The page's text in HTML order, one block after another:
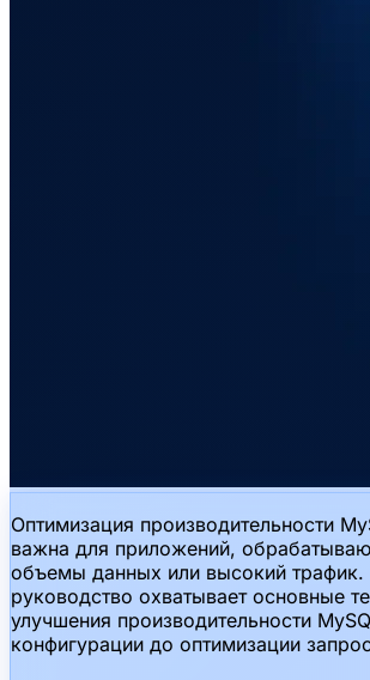
Оптимизация производительности
важна для приложений,
объемы данных или высокий трафик.
руководство охватывает основные
улучшения производительности
конфигурации до оптимизации